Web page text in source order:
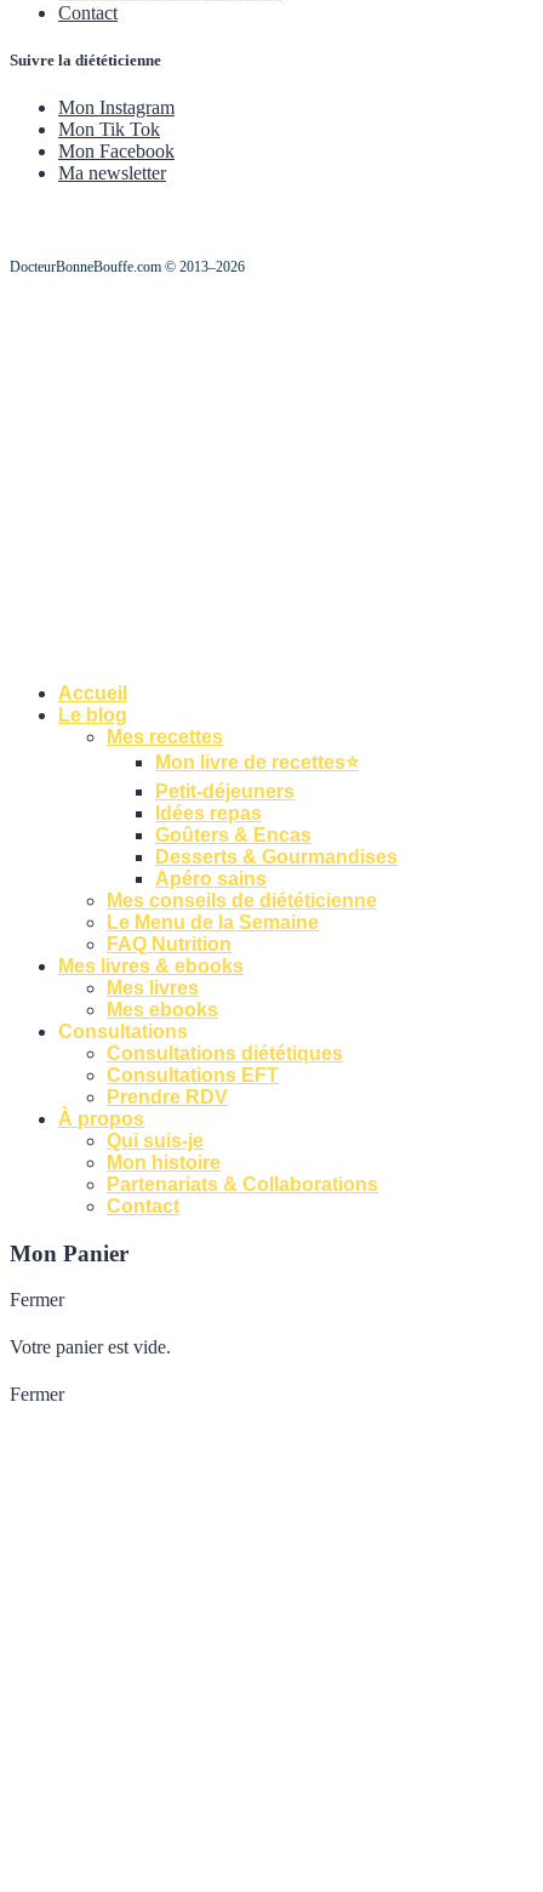
Contact
Suivre la diététicienne
Mon Instagram
Mon Tik Tok
Mon Facebook
Ma newsletter
DocteurBonneBouffe.com © 2013–2026
Accueil
Le blog
Mes recettes
Mon livre de recettes⭐
Petit-déjeuners
Idées repas
Goûters & Encas
Desserts & Gourmandises
Apéro sains
Mes conseils de diététicienne
Le Menu de la Semaine
FAQ Nutrition
Mes livres & ebooks
Mes livres
Mes ebooks
Consultations
Consultations diététiques
Consultations EFT
Prendre RDV
À propos
Qui suis-je
Mon histoire
Partenariats & Collaborations
Contact
Mon Panier
Fermer
Votre panier est vide.
Fermer